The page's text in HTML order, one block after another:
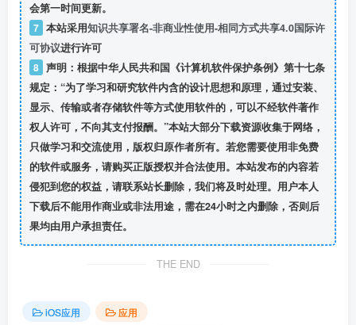
会第一时间更新。
7 本站采用知识共享署名-非商业性使用-相同方式共享4.0国际许
可协议进行许可
8 声明：根据中华人民共和国《计算机软件保护条例》第十七条
规定：“为了学习和研究软件内含的设计思想和原理，通过安装、
显示、传输或者存储软件等方式使用软件的，可以不经软件著作
权人许可，不向其支付报酬。”本站大部分下载资源收集于网络，
只做学习和交流使用，版权归原作者所有。若您需要使用非免费
的软件或服务，请购买正版授权并合法使用。本站发布的内容若
侵犯到您的权益，请联系站长删除，我们将及时处理。用户本人
下载后不能用作商业或非法用途，需在24小时之内删除，否则后
果均由用户承担责任。
THE END
iOS应用
应用